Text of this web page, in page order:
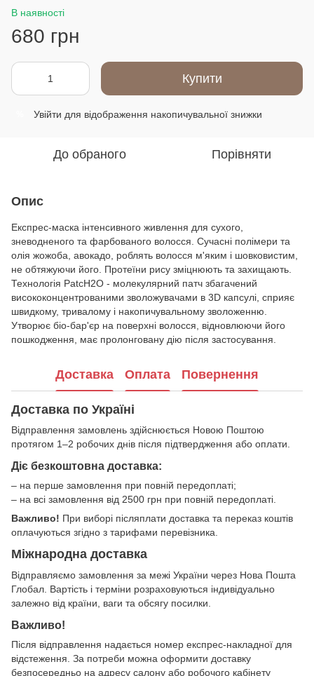
В наявності
680 грн
Купити
Увійти для відображення накопичувальної знижки
До обраного Порівняти
Опис
Експрес-маска інтенсивного живлення для сухого,
зневодненого та фарбованого волосся. Сучасні полімери та
олія жожоба, авокадо, роблять волосся м'яким і шовковистим,
не обтяжуючи його. Протеїни рису зміцнюють та захищають.
Технологія PatcH2O - молекулярний патч збагачений
висококонцентрованими зволожувачами в 3D капсулі, сприяє
швидкому, тривалому і накопичувальному зволоженню.
Утворює біо-бар'єр на поверхні волосся, відновлюючи його
пошкодження, має пролонговану дію після застосування.
Доставка Оплата Повернення
Доставка по Україні
Відправлення замовлень здійснюється Новою Поштою
протягом 1–2 робочих днів після підтвердження або оплати.
Діє безкоштовна доставка:
– на перше замовлення при повній передоплаті;
– на всі замовлення від 2500 грн при повній передоплаті.
Важливо! При виборі післяплати доставка та переказ коштів
оплачуються згідно з тарифами перевізника.
Міжнародна доставка
Відправляємо замовлення за межі України через Нова Пошта
Глобал. Вартість і терміни розраховуються індивідуально
залежно від країни, ваги та обсягу посилки.
Важливо!
Після відправлення надається номер експрес-накладної для
відстеження. За потреби можна оформити доставку
безпосередньо на адресу салону або робочого кабінету